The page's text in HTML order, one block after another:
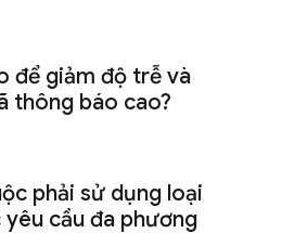
để giảm độ trễ và
thông báo cao?
phải sử dụng loại
cầu đa phương